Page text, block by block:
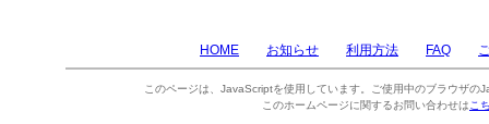
HOME お知らせ 利用方法 FAQ
このページは、JavaScriptを使用しています。ご使用中のブラウザの
このホームページに関するお問い合わせは こ